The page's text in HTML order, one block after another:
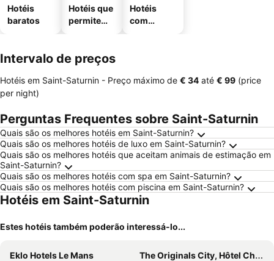
Hotéis
baratos
Hotéis que
permitem
Hotéis
com
Intervalo de preços
Hotéis em Saint-Saturnin - Preço máximo de ‎€ 34 até ‎€ 99 (price
per night)
Perguntas Frequentes sobre Saint-Saturnin
Quais são os melhores hotéis em Saint-Saturnin?
Quais são os melhores hotéis de luxo em Saint-Saturnin?
Quais são os melhores hotéis que aceitam animais de estimação em
Saint-Saturnin?
Quais são os melhores hotéis com spa em Saint-Saturnin?
Quais são os melhores hotéis com piscina em Saint-Saturnin?
Hotéis em Saint-Saturnin
Estes hotéis também poderão interessá-lo...
Eklo Hotels Le Mans
The Originals City, Hôtel Chantecler, Le Mans